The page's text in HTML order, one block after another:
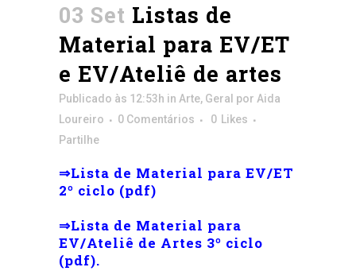
03 Set Listas de
Material para EV/ET
e EV/Ateliê de artes
Publicado às 12:53h in Arte, Geral por Aida
Loureiro
0 Comentários 0 Likes
Partilhe
⇒Lista de Material para EV/ET
2º ciclo (pdf)
⇒Lista de Material para
EV/Ateliê de Artes 3º ciclo
(pdf).